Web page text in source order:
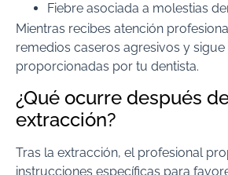
Fiebre asociada a molestias
Mientras recibes atención
remedios caseros agresivos y sigue
proporcionadas por tu dentista.
¿Qué ocurre después
extracción?
Tras la extracción, el profesional
instrucciones específicas para